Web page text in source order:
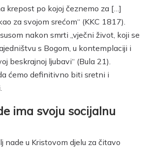
krepost po kojoj čeznemo za […]
za svojom srećom“ (KKC 1817).
nakon smrti „vječni život, koji se
s Bogom, u kontemplaciji i
beskrajnoj ljubavi“ (Bula 21).
ćemo definitivno biti sretni i
ima svoju socijalnu
nade u Kristovom djelu za čitavo